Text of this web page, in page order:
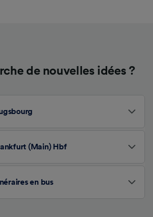
de nouvelles idées ?
(Main) Hbf
en bus